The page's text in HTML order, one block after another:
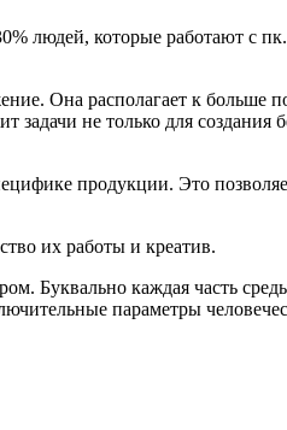
людей, которые работают с
Она располагает к больше
не только для создания
продукции. Это
их работы и креатив.
Буквально каждая часть
параметры